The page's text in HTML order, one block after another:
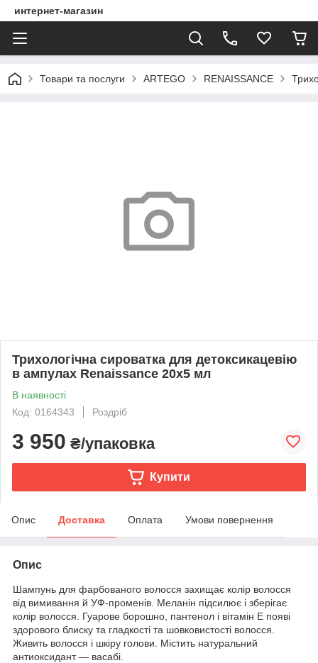
интернет-магазин
Товари та послуги ARTEGO RENAISSANCE
Трихологічна сироватка для детоксикацевію
в ампулах Renaissance 20х5 мл
В наявності
Код: 0164343
Роздріб
3 950 ₴/упаковка
Купити
Опис Доставка Оплата Умови повернення
Опис
Шампунь для фарбованого волосся захищає колір волосся
від вимивання й УФ-променів. Меланін підсилює і зберігає
колір волосся. Гуарове борошно, пантенол і вітамін Е появі
здорового блиску та гладкості та шовковистості волосся.
Живить волосся і шкіру голови. Містить натуральний
антиоксидант — васабі.